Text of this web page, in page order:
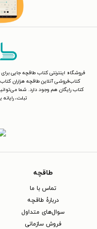
فروشگاه اینترنتی کتاب طاقچه جایی
کتاب‌فروشی آنلاین طاقچه هزاران
کتاب رایگان هم وجود دارد. شما
تبلت،
طاقچه
تماس با ما
دربارهٔ طاقچه
سوال‌های متداول
فروش سازمانی